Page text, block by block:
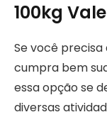
100kg
Se você
cumpra bem
essa opção se
diversas